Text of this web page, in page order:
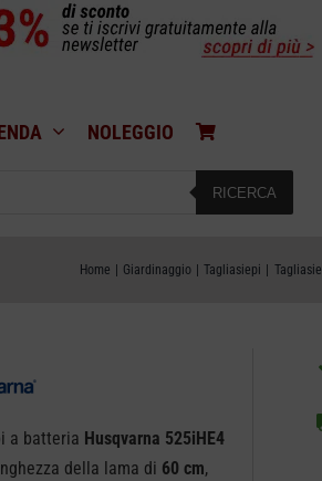
NOLEGGIO
RICERCA
Home Giardinaggio Tagliasiepi
a batteria Husqvarna 525iHE4
della lama di 60 cm,